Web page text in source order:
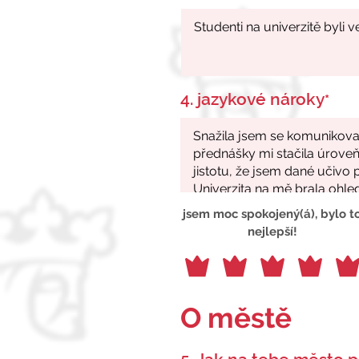
4. jazykové nároky*
jsem moc spokojený(á), bylo
nejlepší!
O městě